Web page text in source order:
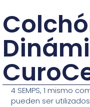
4 SEMPS, 1 mismo
pueden ser